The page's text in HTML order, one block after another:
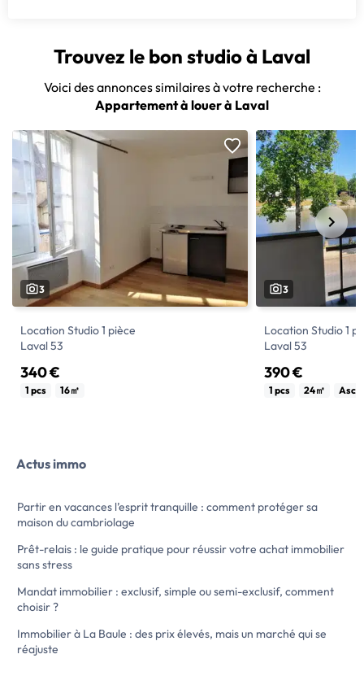
Trouvez le bon studio à Laval
Voici des annonces similaires à votre recherche :
Appartement à louer à Laval
3
Location Studio 1 pièce
Laval 53
340 €
BRETON ET JEANNEAU IMMOBILIER vous
Chauffage électrique.
annuelle (eau froide + parties communes)
Dépôt de garantie : 315euros
Honoraires de location […] Voir l’annonce
immobilière >>
1 pcs 16㎡
3
Location Studio 1
Laval 53
390 €
BRETON ET
sur charges
Dépôt de garantie
1 pcs 24㎡
Actus immo
Partir en vacances l’esprit tranquille : comment protéger sa
maison du cambriolage
Prêt-relais : le guide pratique pour réussir votre achat immobilier
sans stress
Mandat immobilier : exclusif, simple ou semi-exclusif, comment
choisir ?
Immobilier à La Baule : des prix élevés, mais un marché qui se
réajuste